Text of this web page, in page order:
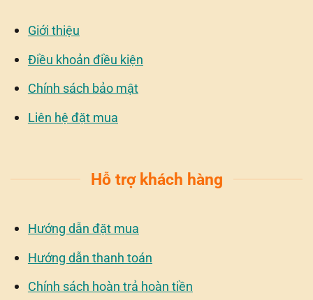
Giới thiệu
Điều khoản điều kiện
Chính sách bảo mật
Liên hệ đặt mua
Hỗ trợ khách hàng
Hướng dẫn đặt mua
Hướng dẫn thanh toán
Chính sách hoàn trả hoàn tiền